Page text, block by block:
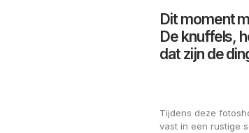
Dit moment
De knuffels,
dat zijn de
Tijdens deze
vast in een rustige